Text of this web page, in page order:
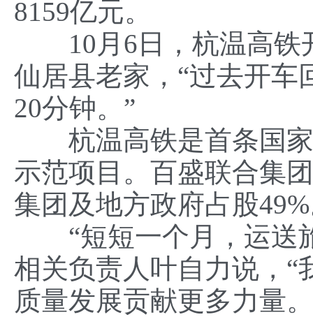
8159亿元。
10月6日，杭温高铁
仙居县老家，“过去开车
20分钟。”
杭温高铁是首条国家
示范项目。百盛联合集
集团及地方政府占股
“短短一个月，运送旅
相关负责人叶自力说，“
质量发展贡献更多力量